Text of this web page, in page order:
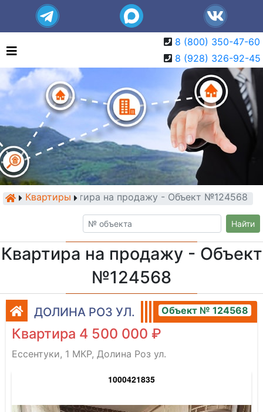
8 (800) 350-47-60
8 (928) 326-92-45
КвартирыКвартира на продажу - Объект №124568
Найти
Квартира на продажу - Объект
№124568
ДОЛИНА РОЗ УЛ. Объект № 124568
Квартира 4 500 000 ₽
Ессентуки, 1 МКР, Долина Роз ул.
1000421835